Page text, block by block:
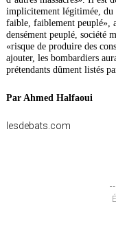
implicitement légitimée,
faible, faiblement peuplé»,
densément peuplé, société
«risque de produire des
ajouter, les bombardiers
prétendants dûment listés
Par Ahmed Halfaoui
lesdebats.com